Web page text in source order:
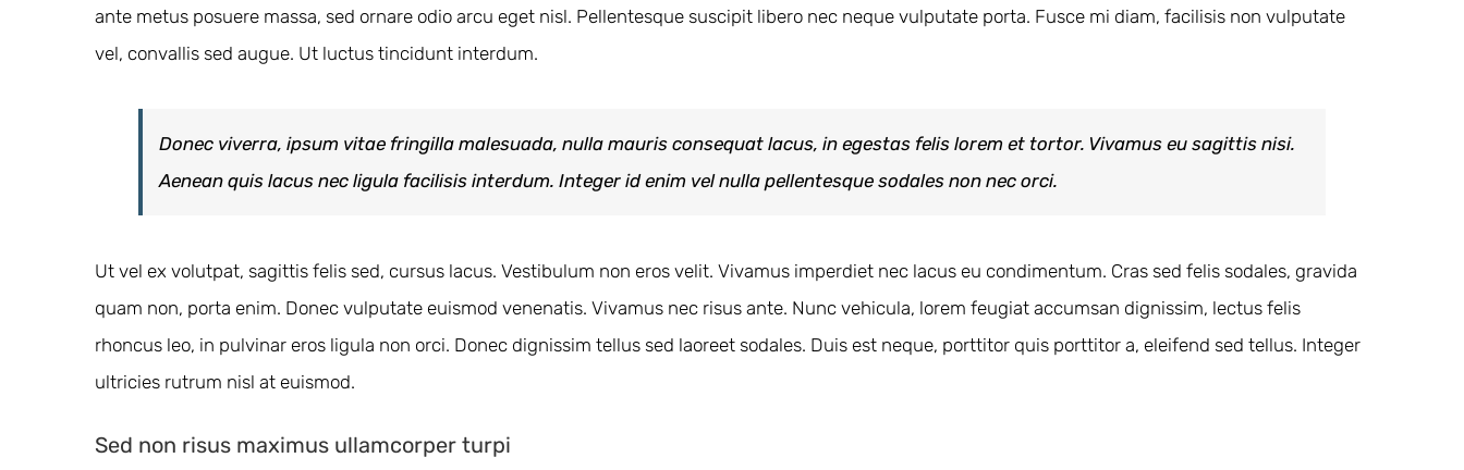
ante metus posuere massa, sed ornare odio arcu eget nisl. Pellentesque suscipit libero nec neque vulputate porta. Fusce mi diam, facilisis non vulputate
vel, convallis sed augue. Ut luctus tincidunt interdum.
Donec viverra, ipsum vitae fringilla malesuada, nulla mauris consequat lacus, in egestas felis lorem et tortor. Vivamus eu sagittis nisi.
Aenean quis lacus nec ligula facilisis interdum. Integer id enim vel nulla pellentesque sodales non nec orci.
Ut vel ex volutpat, sagittis felis sed, cursus lacus. Vestibulum non eros velit. Vivamus imperdiet nec lacus eu condimentum. Cras sed felis sodales, gravida
quam non, porta enim. Donec vulputate euismod venenatis. Vivamus nec risus ante. Nunc vehicula, lorem feugiat accumsan dignissim, lectus felis
rhoncus leo, in pulvinar eros ligula non orci. Donec dignissim tellus sed laoreet sodales. Duis est neque, porttitor quis porttitor a, eleifend sed tellus. Integer
ultricies rutrum nisl at euismod.
Sed non risus maximus ullamcorper turpi